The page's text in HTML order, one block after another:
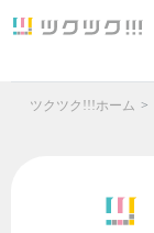
ツクツク!!!ホーム